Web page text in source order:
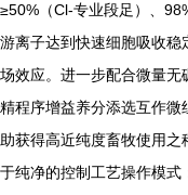
≥50%（Cl-专业段足）、
游离子达到快速细胞吸收
场效应。进一步配合微量
精程序增益养分添选互作
助获得高近纯度畜牧使用
于纯净的控制工艺操作模